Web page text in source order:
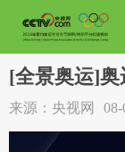
[全景奥运]
来源：央视网 08-